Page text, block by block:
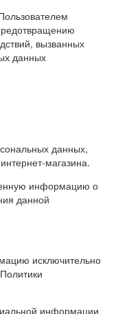
вызванных
данных
данных,
магазина.
информацию о
данной
исключительно
информации